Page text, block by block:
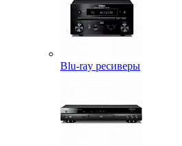
Blu-ray ресиверы